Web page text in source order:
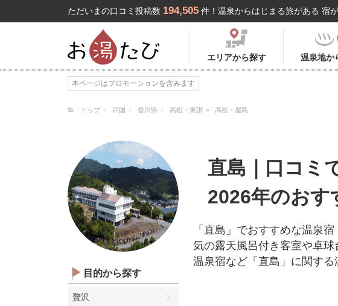
ただいまの口コミ投稿数 194,505 件！温泉からはじまる旅がある 宿
エリアから探す 温泉地か
本ページはプロモーションを含みます
トップ 四国 香川県 高松・東讃 高松・屋島
目的から探す
贅沢
直島｜口コミ
2026年のおす
「直島」でおすすめな温泉
気の露天風呂付き客室や卓
温泉宿など「直島」に関する